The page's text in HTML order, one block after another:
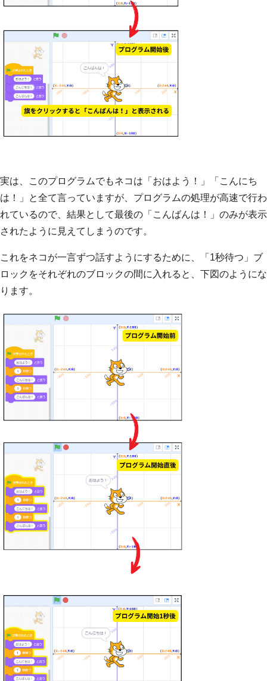
実は、このプログラムでもネコは「おはよう！」「こんにち
は！」と全て言っていますが、プログラムの処理が高速で行わ
れているので、結果として最後の「こんばんは！」のみが表示
されたように見えてしまうのです。
これをネコが一言ずつ話すようにするために、「1秒待つ」ブ
ロックをそれぞれのブロックの間に入れると、下図のようにな
ります。